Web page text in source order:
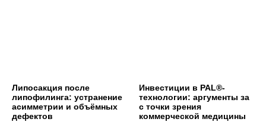
Липосакция после
липофилинга: устранение
асимметрии и объёмных
дефектов
Инвестиции в PAL®-
технологии: аргументы за
с точки зрения
коммерческой медицины